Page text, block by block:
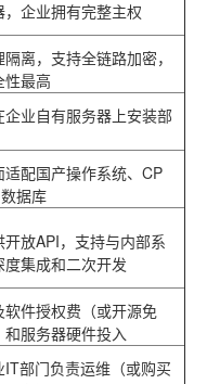
，企业拥有完整主权
离，支持全链路加密，
性最高
企业自有服务器上安装部
适配国产操作系统、CP
据库
开放API，支持与内部系
度集成和二次开发
软件授权费（或开源免
和服务器硬件投入
IT部门负责运维（或购买